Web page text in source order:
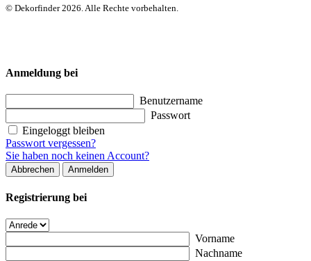
© Dekorfinder 2026. Alle Rechte vorbehalten.
Anmeldung bei
Benutzername
Passwort
Eingeloggt bleiben
Passwort vergessen?
Sie haben noch keinen Account?
Abbrechen Anmelden
Registrierung bei
Vorname
Nachname